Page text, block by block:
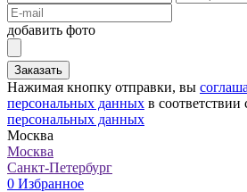
добавить фото
Заказать
Нажимая кнопку отправки, вы
персональных данных в соответствии
персональных данных
Москва
Москва
Санкт-Петербург
0 Избранное